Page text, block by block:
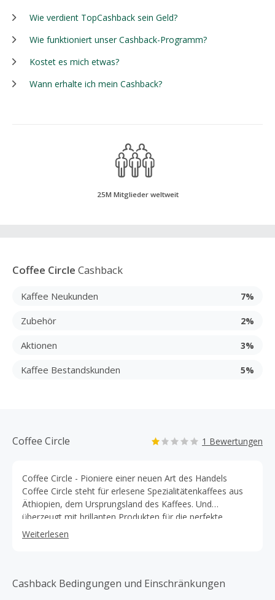
Wie verdient TopCashback sein Geld?
Wie funktioniert unser Cashback-Programm?
Kostet es mich etwas?
Wann erhalte ich mein Cashback?
25M Mitglieder weltweit
Coffee Circle Cashback
Kaffee Neukunden 7%
Zubehör 2%
Aktionen 3%
Kaffee Bestandskunden 5%
Coffee Circle 1 Bewertungen
Coffee Circle - Pioniere einer neuen Art des Handels
Coffee Circle steht für erlesene Spezialitätenkaffees aus
Äthiopien, dem Ursprungsland des Kaffees. Und
überzeugt mit brillanten Produkten für die perfekte
Zubereitung. Kaffeekultur pur!
Weiterlesen
Cashback Bedingungen und Einschränkungen